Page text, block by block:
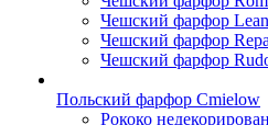
Чешский фарфор
Чешский фарфор
Чешский фарфор
Польский фарфор Сmielow
Рококо